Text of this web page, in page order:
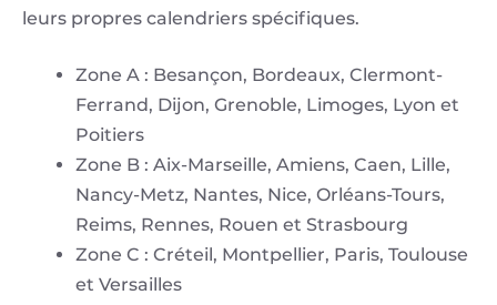
leurs propres calendriers spécifiques.
Zone A : Besançon, Bordeaux, Clermont-
Ferrand, Dijon, Grenoble, Limoges, Lyon et
Poitiers
Zone B : Aix-Marseille, Amiens, Caen, Lille,
Nancy-Metz, Nantes, Nice, Orléans-Tours,
Reims, Rennes, Rouen et Strasbourg
Zone C : Créteil, Montpellier, Paris, Toulouse
et Versailles